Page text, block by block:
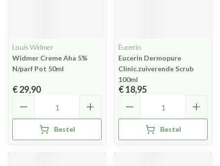
Louis Widmer
Widmer Creme Aha 5%
N/parf Pot 50ml
€ 29,90
Bestel
Eucerin
Eucerin Dermopure
Clinic.zuiverende Scrub
100ml
€ 18,95
Bestel